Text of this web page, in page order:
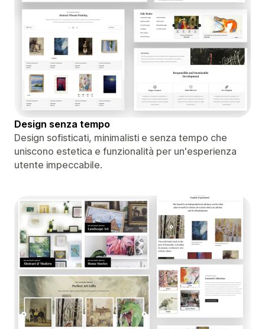
Design senza tempo
Design sofisticati, minimalisti e senza tempo che
uniscono estetica e funzionalità per un'esperienza
utente impeccabile.